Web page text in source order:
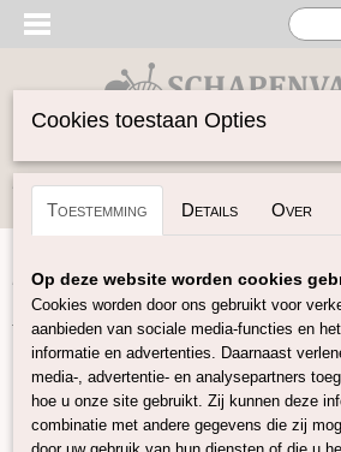
Inloggen Registreren
Home>Gekaarde Wol>Tiroler
Tiroler bergschaap 'Licht Paars' 235
Cookies toestaan Opties
Toestemming Details Over
Op deze website worden cookies
Cookies worden door ons gebruikt voor
aanbieden van sociale media-functies en
informatie en advertenties. Daarnaast
media-, advertentie- en analysepartners
hoe u onze site gebruikt. Zij kunnen deze
combinatie met andere gegevens die zij